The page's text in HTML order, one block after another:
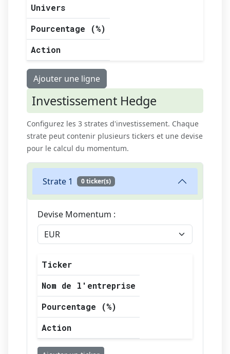
Univers
Pourcentage (%)
Action
Ajouter une ligne
Investissement Hedge
Configurez les 3 strates d'investissement. Chaque
strate peut contenir plusieurs tickers et une devise
pour le calcul du momentum.
Strate 1 0 ticker(s)
Devise Momentum :
Ticker
Nom de l'entreprise
Pourcentage (%)
Action